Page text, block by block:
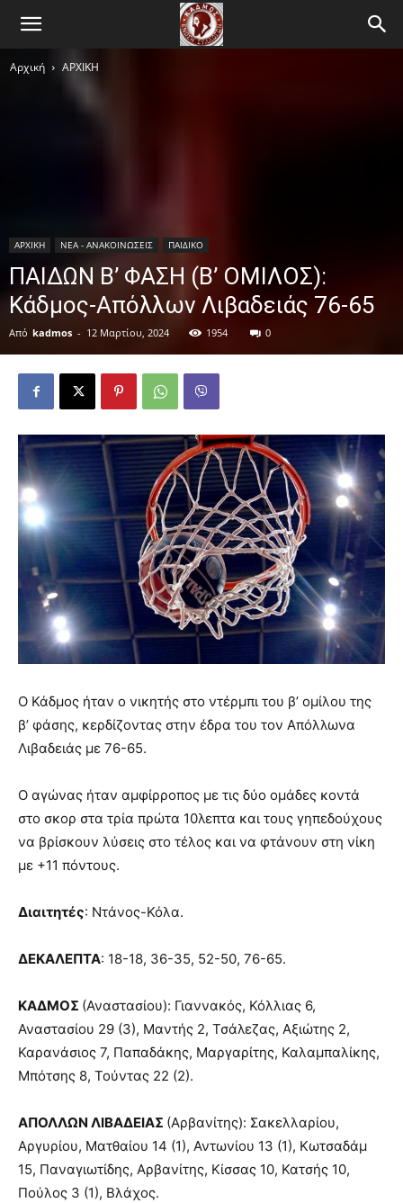
Αρχική ΑΡΧΙΚΗ
ΑΡΧΙΚΗ ΝΕΑ - ΑΝΑΚΟΙΝΩΣΕΙΣ ΠΑΙΔΙΚΟ
ΠΑΙΔΩΝ Β’ ΦΑΣΗ (Β’ ΟΜΙΛΟΣ):
Κάδμος-Απόλλων Λιβαδειάς 76-65
Από kadmos - 12 Μαρτίου, 2024 1954 0
Ο Κάδμος ήταν ο νικητής στο ντέρμπι του β’ ομίλου της
β’ φάσης, κερδίζοντας στην έδρα του τον Απόλλωνα
Λιβαδειάς με 76-65.
Ο αγώνας ήταν αμφίρροπος με τις δύο ομάδες κοντά
στο σκορ στα τρία πρώτα 10λεπτα και τους γηπεδούχους
να βρίσκουν λύσεις στο τέλος και να φτάνουν στη νίκη
με +11 πόντους.
Διαιτητές: Ντάνος-Κόλα.
ΔΕΚΑΛΕΠΤΑ: 18-18, 36-35, 52-50, 76-65.
ΚΑΔΜΟΣ (Αναστασίου): Γιαννακός, Κόλλιας 6,
Αναστασίου 29 (3), Μαντής 2, Τσάλεζας, Αξιώτης 2,
Καρανάσιος 7, Παπαδάκης, Μαργαρίτης, Καλαμπαλίκης,
Μπότσης 8, Τούντας 22 (2).
ΑΠΟΛΛΩΝ ΛΙΒΑΔΕΙΑΣ (Αρβανίτης): Σακελλαρίου,
Αργυρίου, Ματθαίου 14 (1), Αντωνίου 13 (1), Κωτσαδάμ
15, Παναγιωτίδης, Αρβανίτης, Κίσσας 10, Κατσής 10,
Πούλος 3 (1), Βλάχος.